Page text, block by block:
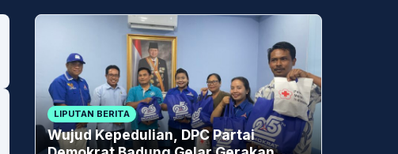
LIPUTAN BERITA
Wujud Kepedulian, DPC Partai